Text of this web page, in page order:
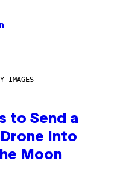
IMAGES
to Send a
Into
Moon